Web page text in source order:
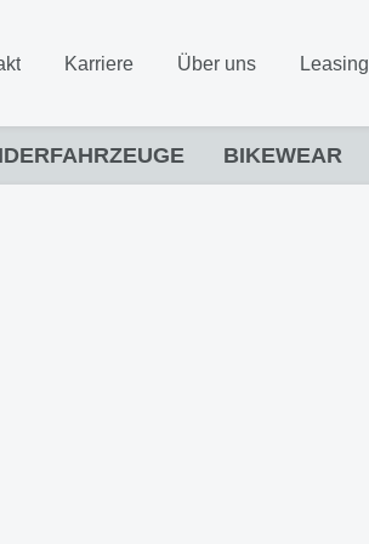
Karriere Über uns Leasing
BIKEWEAR